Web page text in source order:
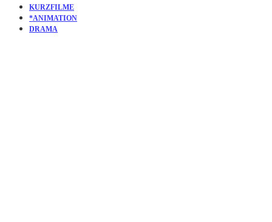
KURZFILME
*ANIMATION
DRAMA